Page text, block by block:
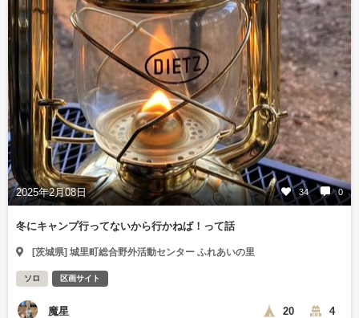
2025年2月08日 34 0
冬にキャンプ行ってないから行かねば！って話
[茨城県] 城里町総合野外活動センター ふれあいの里
ソロ 区画サイト
魔星 20 4